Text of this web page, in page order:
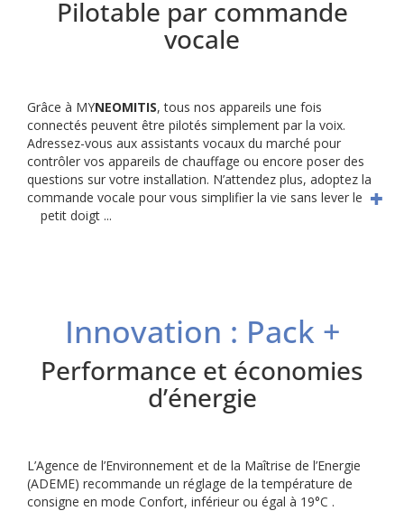
Pilotable par commande
vocale
Grâce à MYNEOMITIS, tous nos appareils une fois
connectés peuvent être pilotés simplement par la voix.
Adressez-vous aux assistants vocaux du marché pour
contrôler vos appareils de chauffage ou encore poser des
questions sur votre installation. N’attendez plus, adoptez la
commande vocale pour vous simplifier la vie sans lever le
petit doigt ...
Innovation : Pack +
Performance et économies
d’énergie
L’Agence de l’Environnement et de la Maîtrise de l’Energie
(ADEME) recommande un réglage de la température de
consigne en mode Confort, inférieur ou égal à 19°C .